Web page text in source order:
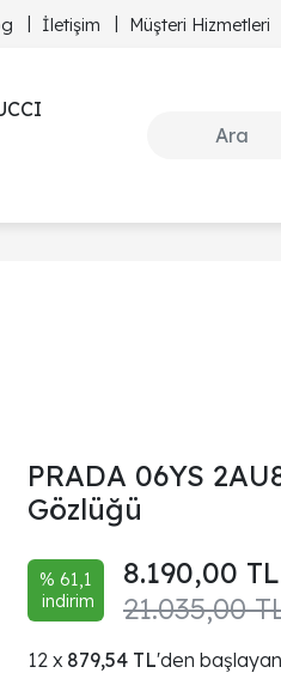
İletişim Müşteri Hizmetleri
PRADA 06YS
Gözlüğü
% 61,1
indirim
21.035,00
8.190,00 TL
879,54 TL'den